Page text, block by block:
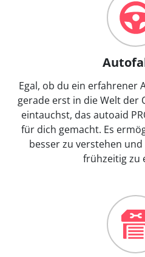
Egal, ob du ein erfahrener
gerade erst in die Welt der
eintauchst, das autoaid
für dich gemacht. Es
besser zu verstehen
frühzeitig zu